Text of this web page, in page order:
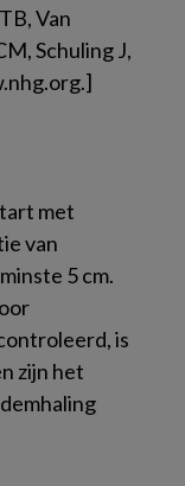
Van
Schuling J,
met
van
5 cm.
is
zijn het